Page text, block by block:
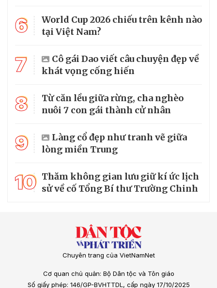
6
World Cup 2026 chiếu trên kênh nào
tại Việt Nam?
7
Cô gái Dao viết câu chuyện đẹp về
khát vọng cống hiến
8
Từ căn lều giữa rừng, cha nghèo
nuôi 7 con gái thành cử nhân
9
Làng cổ đẹp như tranh vẽ giữa
lòng miền Trung
10 Thăm không gian lưu giữ kí ức lịch
sử về cố Tổng Bí thư Trường Chinh
Chuyên trang của VietNamNet
Cơ quan chủ quản: Bộ Dân tộc và Tôn giáo
Số giấy phép: 146/GP-BVHTTDL, cấp ngày 17/10/2025